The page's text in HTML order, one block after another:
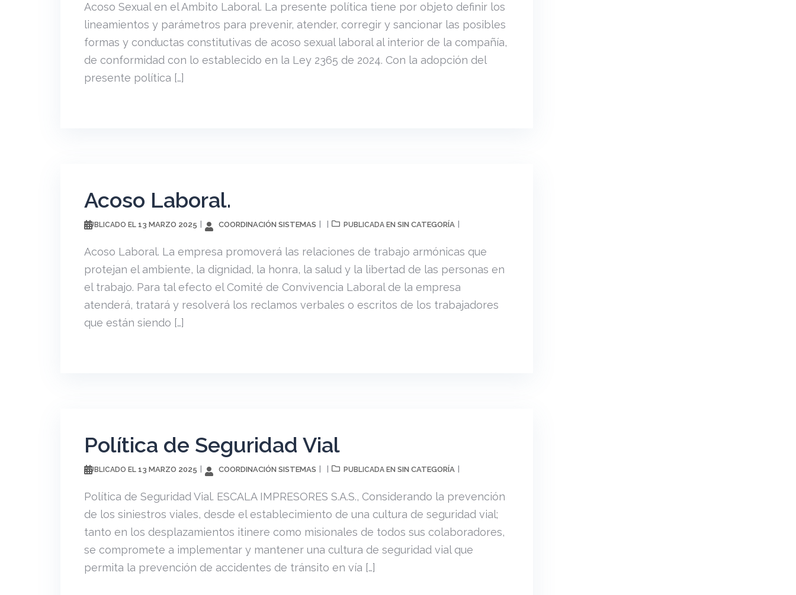
Acoso Sexual en el Ambito Laboral. La presente política tiene por objeto definir los
lineamientos y parámetros para prevenir, atender, corregir y sancionar las posibles
formas y conductas constitutivas de acoso sexual laboral al interior de la compañía,
de conformidad con lo establecido en la Ley 2365 de 2024. Con la adopción del
presente política […]
Acoso Laboral.
PUBLICADO EL 13 MARZO 2025 COORDINACIÓN SISTEMAS PUBLICADA EN SIN CATEGORÍA
Acoso Laboral. La empresa promoverá las relaciones de trabajo armónicas que
protejan el ambiente, la dignidad, la honra, la salud y la libertad de las personas en
el trabajo. Para tal efecto el Comité de Convivencia Laboral de la empresa
atenderá, tratará y resolverá los reclamos verbales o escritos de los trabajadores
que están siendo […]
Política de Seguridad Vial
PUBLICADO EL 13 MARZO 2025 COORDINACIÓN SISTEMAS PUBLICADA EN SIN CATEGORÍA
Política de Seguridad Vial. ESCALA IMPRESORES S.A.S., Considerando la prevención
de los siniestros viales, desde el establecimiento de una cultura de seguridad vial;
tanto en los desplazamientos itinere como misionales de todos sus colaboradores,
se compromete a implementar y mantener una cultura de seguridad vial que
permita la prevención de accidentes de tránsito en vía […]